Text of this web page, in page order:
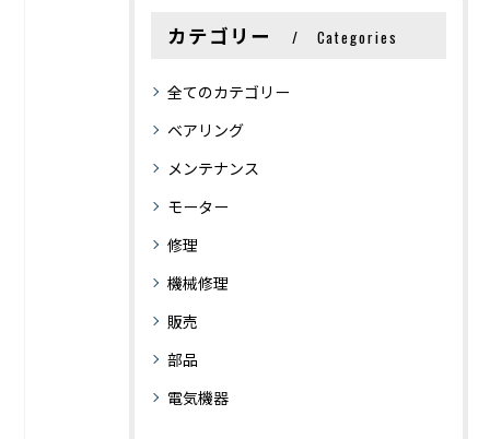
カテゴリー Categories
全てのカテゴリー
ベアリング
メンテナンス
モーター
修理
機械修理
販売
部品
電気機器